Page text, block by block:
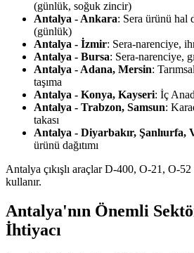
(günlük, soğuk zincir)
Antalya - Ankara: Sera ürünü hal
(günlük)
Antalya - İzmir: Sera-narenciye,
Antalya - Bursa: Sera-narenciye,
Antalya - Adana, Mersin:
taşıma
Antalya - Konya, Kayseri: İç
Antalya - Trabzon, Samsun:
takası
Antalya - Diyarbakır, Şanlıurfa,
ürünü dağıtımı
Antalya çıkışlı araçlar D-400, O-21, O-
kullanır.
Antalya'nın Önemli
İhtiyacı